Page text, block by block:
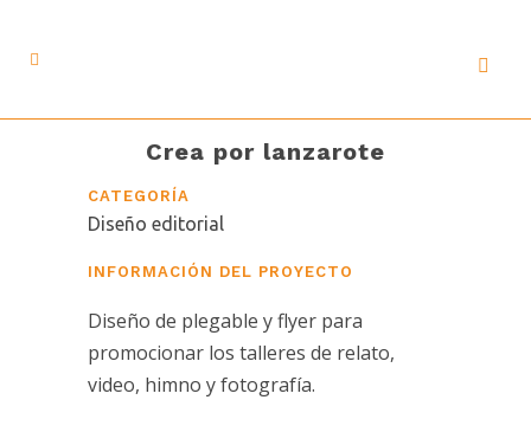
Crea por lanzarote
CATEGORÍA
Diseño editorial
INFORMACIÓN DEL PROYECTO
Diseño de plegable y flyer para
promocionar los talleres de relato,
video, himno y fotografía.